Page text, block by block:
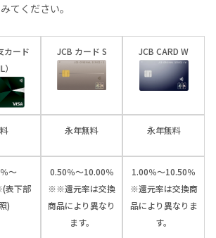
てください。
カード
）
JCB カード S JCB CARD W
永年無料 永年無料
～
表下部
)
0.50％～10.00％
※※還元率は交換
商品により異なり
ます。
1.00％～10.50％
※還元率は交換商
品により異なりま
す。